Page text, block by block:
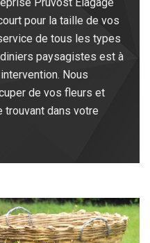
pour la taille de vos
de tous les types
paysagistes est à
Nous
de vos fleurs et
dans votre